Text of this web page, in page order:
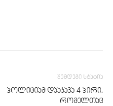
შემდეგი სტატია
პოლიციამ დააკავა 4 პირი,
რომელთაც